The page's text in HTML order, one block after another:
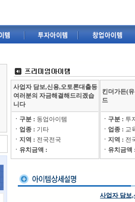
사업자 담보,신용,오토론대출등
여러분의 자금해결해드리곘습
니다
ㆍ구분 : 동업아이템
ㆍ업종 : 기타
ㆍ지역 : 전국전국
ㆍ유치금액 :
킨더가든(
드
ㆍ구분 : 투
ㆍ업종 : 교
ㆍ지역 : 전
ㆍ유치금
사업자 담보